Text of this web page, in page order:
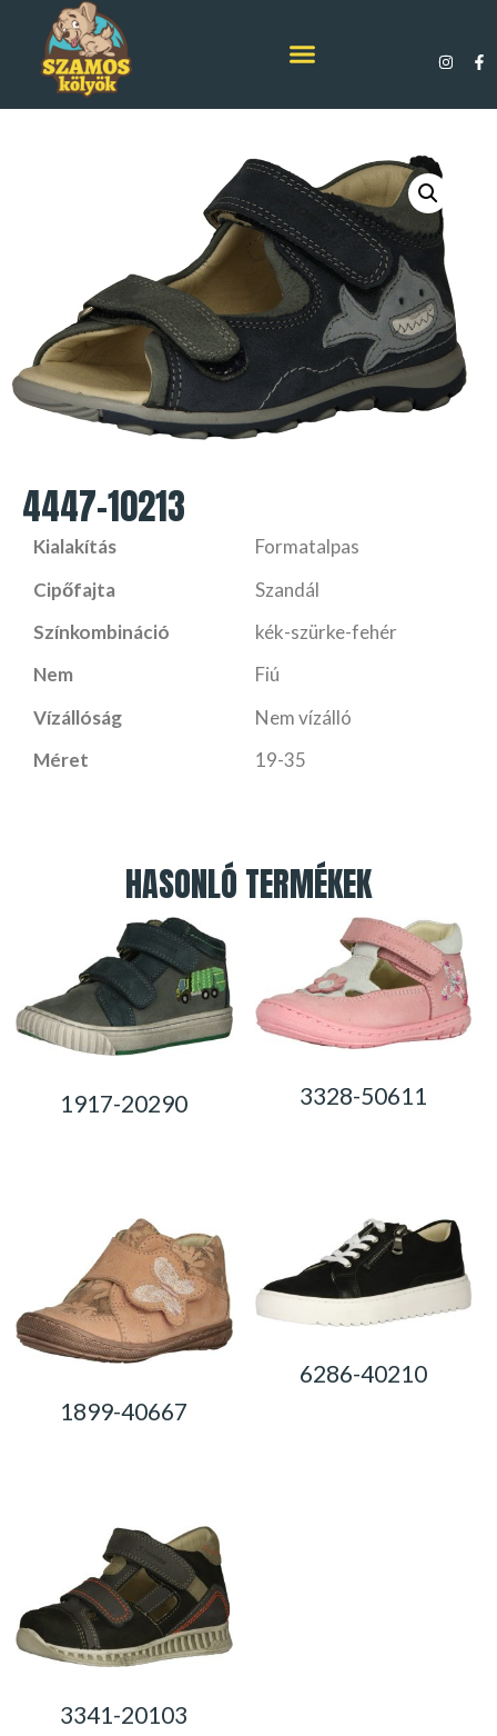
4447-10213
Kialakítás
Formatalpas
Cipőfajta
Szandál
Színkombináció
kék-szürke-fehér
Nem
Fiú
Vízállóság
Nem vízálló
Méret
19-35
HASONLÓ TERMÉKEK
1917-20290 3328-50611
1899-40667
6286-40210
3341-20103